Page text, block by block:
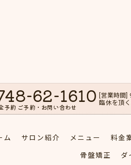
62-1610
予約 ご予約・お問い合わせ
[営業時間]
臨休を頂
ム サロン紹介 メニュー 料金
骨盤矯正 ダ